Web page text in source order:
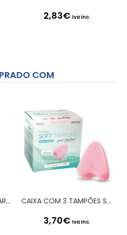
2,83€ Iva Inc.
COM
CLIT PWR – BÁLSAMO PARA O CLÍTORIS DE COCO 15ML SECRET PLAY CAIXA COM 3 TAMPÕES SOFT-TAMPONS NORMAL
3,70€ Iva Inc.